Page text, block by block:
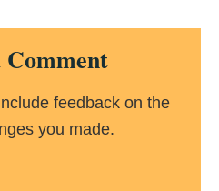
Comment
feedback on the
you made.